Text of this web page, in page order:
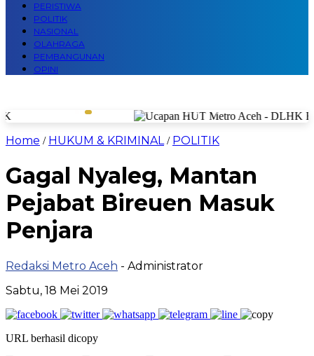
PERISTIWA
POLITIK
NASIONAL
OLAHRAGA
PEMBANGUNAN
OPINI
Home / HUKUM & KRIMINAL / POLITIK
Gagal Nyaleg, Mantan
Pejabat Bireuen Masuk
Penjara
Redaksi Metro Aceh - Administrator
Sabtu, 18 Mei 2019
URL berhasil dicopy